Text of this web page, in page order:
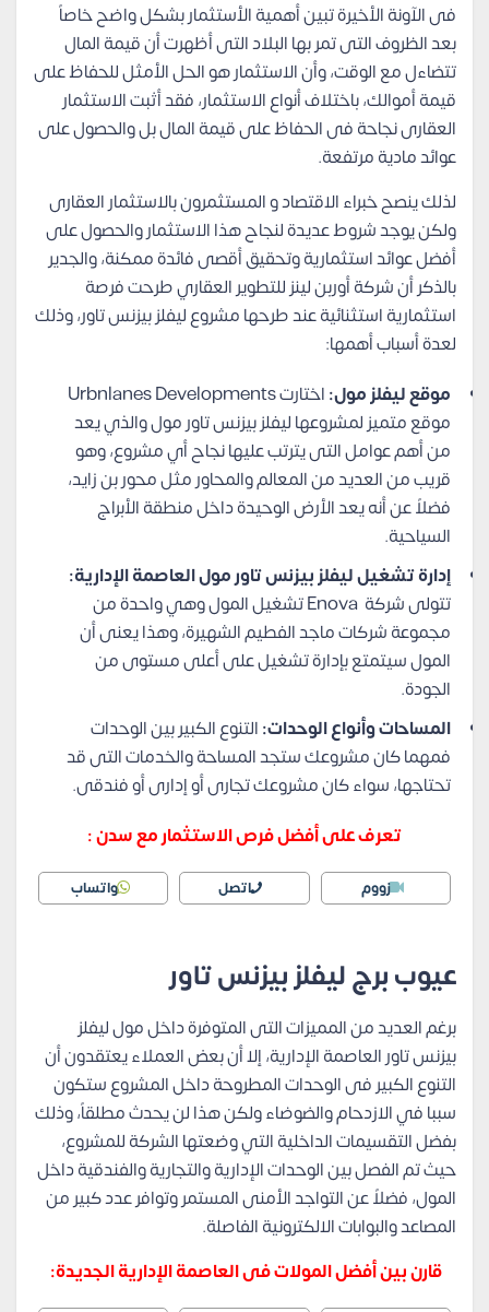
فى الآونة الأخيرة تبين أهمية الأستثمار بشكل واضحخاصاً
بعد الظروف التى تمر بها البلاد التى أظهرت أن قيمة المال
تتضاءل مع الوقت، وأن الاستثمار هو الحل الأمثل للحفاظ على
قيمة أموالك، باختلاف أنواع الاستثمار، فقد أثبت الاستثمار
العقارى نجاحة فى الحفاظ على قيمة المال بل والحصول على
عوائد مادية مرتفعة.
لذلك ينصح خبراءالاقتصادو المستثمرون بالاستثمار العقارى
ولكن يوجد شروط عديدة لنجاح هذا الاستثمار والحصول على
أفضل عوائد استثمارية وتحقيق أقصى فائدة ممكنة، والجدير
بالذكر أن شركة أوربن لينز للتطوير العقاري طرحت فرصة
استثمارية استثنائية عند طرحها مشروع ليفلز بيزنس تاور، وذلك
لعدة أسباب أهمها:
موقع ليفلز مول:
اختارت Urbnlanes Developments
موقع متميز لمشروعها ليفلز بيزنس تاور مول والذي يعد
من أهم عوامل التى يترتب عليها نجاح أي مشروع، وهو
قريب من العديد من المعالم والمحاور مثل محور بن زايد،
فضلاً عن أنه يعد الأرض الوحيدة داخل منطقة الأبراج
السياحية.
إدارة تشغيل ليفلز بيزنس تاور مول العاصمة الإدارية:
تتولى شركة Enova تشغيل المول وهي واحدة من
مجموعة شركات ماجد الفطيم الشهيرة، وهذا يعنى أن
المول سيتمتع بإدارة تشغيل على أعلى مستوى من
الجودة.
المساحات وأنواع الوحدات:التنوع الكبير بين الوحدات
فمهما كان مشروعك ستجد المساحة والخدمات التى قد
تحتاجها، سواء كان مشروعك تجارى أو إدارى أو فندقى.
تعرف على أفضل فرص الاستثمار مع سدن :
زووم اتصل واتساب
عيوب برج ليفلز بيزنس تاور
برغم العديد من المميزات التى المتوفرة داخل مول ليفلز
بيزنس تاور العاصمة الإدارية،إلاأن بعض العملاء يعتقدون أن
التنوع الكبير فى الوحدات المطروحة داخل المشروع ستكون
سببا في الازدحام والضوضاء ولكن هذا لن يحدث مطلقاً، وذلك
بفضل التقسيمات الداخلية التي وضعتها الشركة للمشروع،
حيث تم الفصل بين الوحدات الإدارية والتجارية والفندقية داخل
المول، فضلاً عن التواجد الأمنى المستمر وتوافر عدد كبير من
المصاعد والبوابات الالكترونية الفاصلة.
قارن بين أفضل المولات فى العاصمة الإدارية الجديدة: